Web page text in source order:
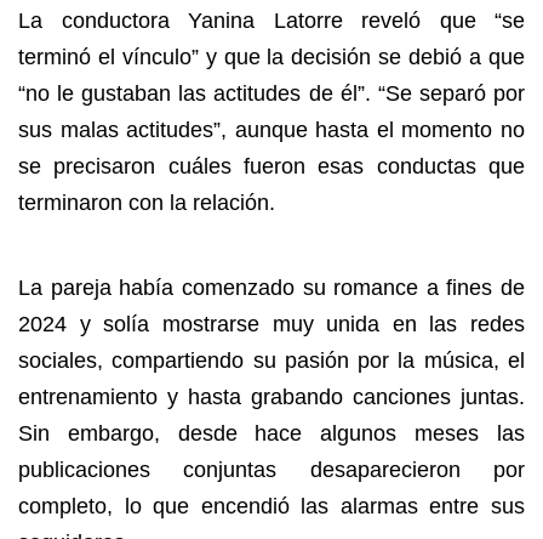
La conductora Yanina Latorre reveló que “se
terminó el vínculo” y que la decisión se debió a que
“no le gustaban las actitudes de él”. “Se separó por
sus malas actitudes”, aunque hasta el momento no
se precisaron cuáles fueron esas conductas que
terminaron con la relación.
La pareja había comenzado su romance a fines de
2024 y solía mostrarse muy unida en las redes
sociales, compartiendo su pasión por la música, el
entrenamiento y hasta grabando canciones juntas.
Sin embargo, desde hace algunos meses las
publicaciones conjuntas desaparecieron por
completo, lo que encendió las alarmas entre sus